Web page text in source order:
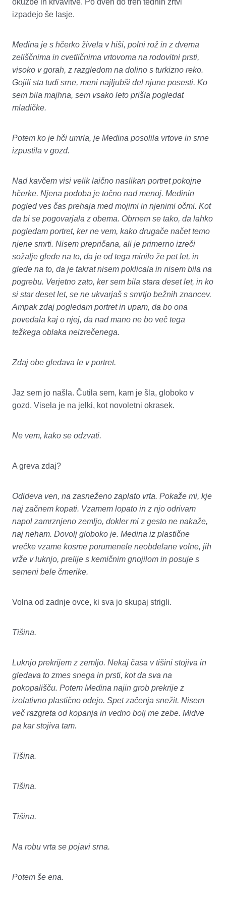
izpadejo še lasje.
Medina je s hčerko živela v hiši, polni rož in z dvema
zeliščnima in cvetličnima vrtovoma na rodovitni prsti,
visoko v gorah, z razgledom na dolino s turkizno reko.
Gojili sta tudi srne, meni najljubši del njune posesti. Ko
sem bila majhna, sem vsako leto prišla pogledat
mladičke.
Potem ko je hči umrla, je Medina posolila vrtove in srne
izpustila v gozd.
Nad kavčem visi velik laično naslikan portret pokojne
hčerke. Njena podoba je točno nad menoj. Medinin
pogled ves čas prehaja med mojimi in njenimi očmi. Kot
da bi se pogovarjala z obema. Obrnem se tako, da lahko
pogledam portret, ker ne vem, kako drugače načet temo
njene smrti. Nisem prepričana, ali je primerno izreči
sožalje glede na to, da je od tega minilo že pet let, in
glede na to, da je takrat nisem poklicala in nisem bila na
pogrebu. Verjetno zato, ker sem bila stara deset let, in ko
si star deset let, se ne ukvarjaš s smrtjo bežnih znancev.
Ampak zdaj pogledam portret in upam, da bo ona
povedala kaj o njej, da nad mano ne bo več tega
težkega oblaka neizrečenega.
Zdaj obe gledava le v portret.
Jaz sem jo našla. Čutila sem, kam je šla, globoko v
gozd. Visela je na jelki, kot novoletni okrasek.
Ne vem, kako se odzvati.
A greva zdaj?
Odideva ven, na zasneženo zaplato vrta. Pokaže mi, kje
naj začnem kopati. Vzamem lopato in z njo odrivam
napol zamrznjeno zemljo, dokler mi z gesto ne nakaže,
naj neham. Dovolj globoko je. Medina iz plastične
vrečke vzame kosme porumenele neobdelane volne, jih
vrže v luknjo, prelije s kemičnim gnojilom in posuje s
semeni bele čmerike.
Volna od zadnje ovce, ki sva jo skupaj strigli.
Tišina.
Luknjo prekrijem z zemljo. Nekaj časa v tišini stojiva in
gledava to zmes snega in prsti, kot da sva na
pokopališču. Potem Medina najin grob prekrije z
izolativno plastično odejo. Spet začenja snežit. Nisem
več razgreta od kopanja in vedno bolj me zebe. Midve
pa kar stojiva tam.
Tišina.
Tišina.
Tišina.
Na robu vrta se pojavi srna.
Potem še ena.